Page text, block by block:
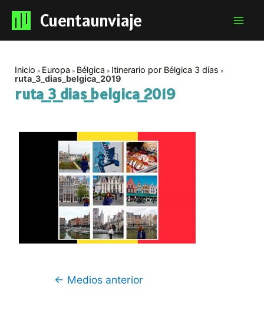
Cuentaunviaje
Inicio Europa Bélgica
Itinerario por Bélgica 3 días
ruta_3_dias_belgica_2019
ruta_3_dias_belgica_2019
Navegación
← Medios anterior